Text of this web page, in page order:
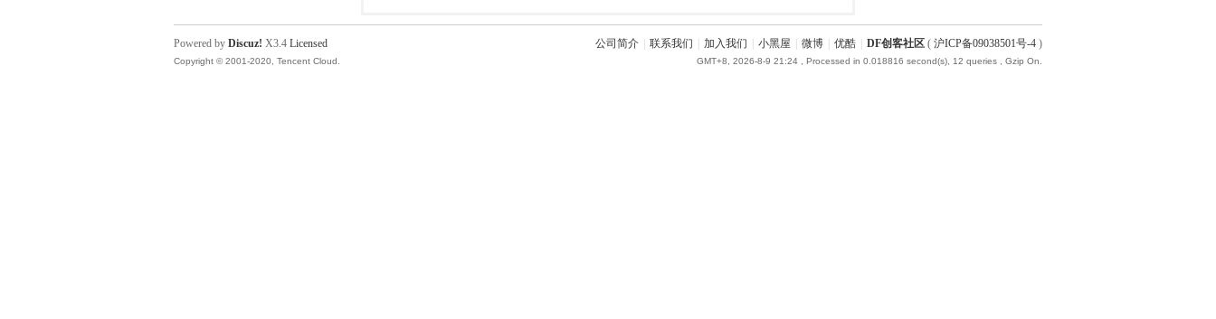
公司简介 联系我们 加入我们 小黑屋 微博 优酷 DF创客社区 ( 沪ICP备09038501号-4 )
GMT+8, 2026-8-9 21:24 , Processed in 0.018816 second(s), 12 queries , Gzip On.
Powered by Discuz! X3.4 Licensed
Copyright © 2001-2020, Tencent Cloud.